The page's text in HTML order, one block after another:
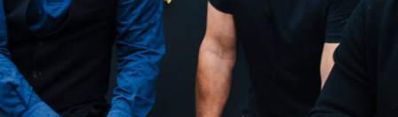
Facebook Instagram LinkedIn